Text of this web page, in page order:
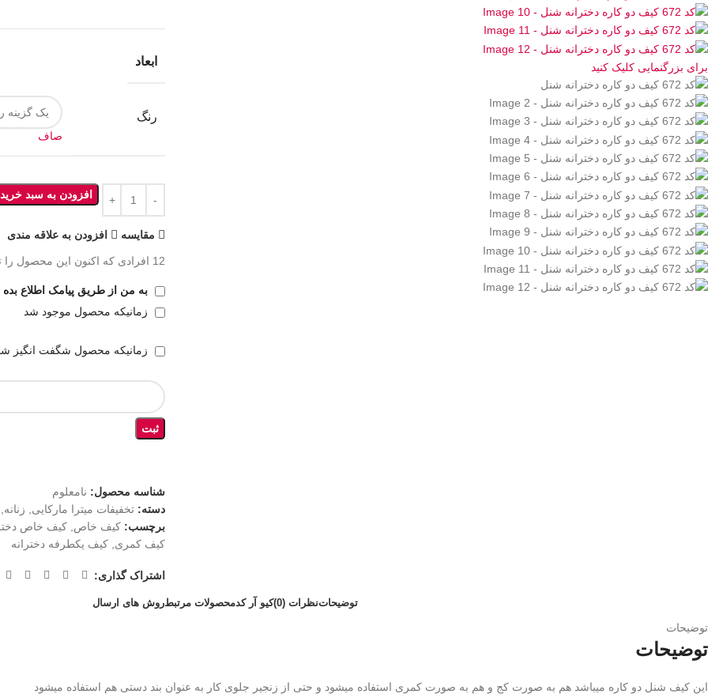
برای بزرگنمایی کلیک کنید ابعاد
رنگ
صاف
افزودن به سبد خرید
مقايسه افزودن به علاقه مندی
12 افرادی که اکنون این محصول را
به من از طریق پیامک اطلاع بده
زمانیکه محصول موجود شد
زمانیکه محصول شگفت انگیز
ثبت
شناسه محصول: نامعلوم
دسته: تخفیفات میترا مارکایی زنانه
برچسب: کیف خاص کیف خاص
کیف کمری کیف یکطرفه دخترانه
اشتراک گذاری:
توضیحاتنظرات (0) کیو آر کدمحصولات مرتبطروش های ارسال
توضیحات
توضیحات
این کیف شنل دو کاره میباشد هم به صورت کج و هم به صورت کمری استفاده میشود و حتی از زنجیر جلوی کار به عنوان بند دستی هم استفاده میشود